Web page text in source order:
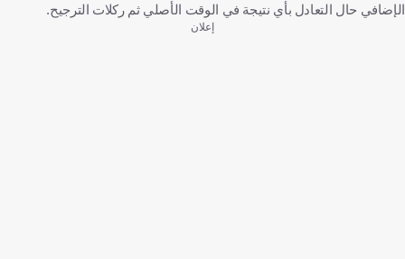
الإضافي حال التعادل بأي نتيجة في الوقت الأصلي ثم ركلات الترجيح.
إعلان